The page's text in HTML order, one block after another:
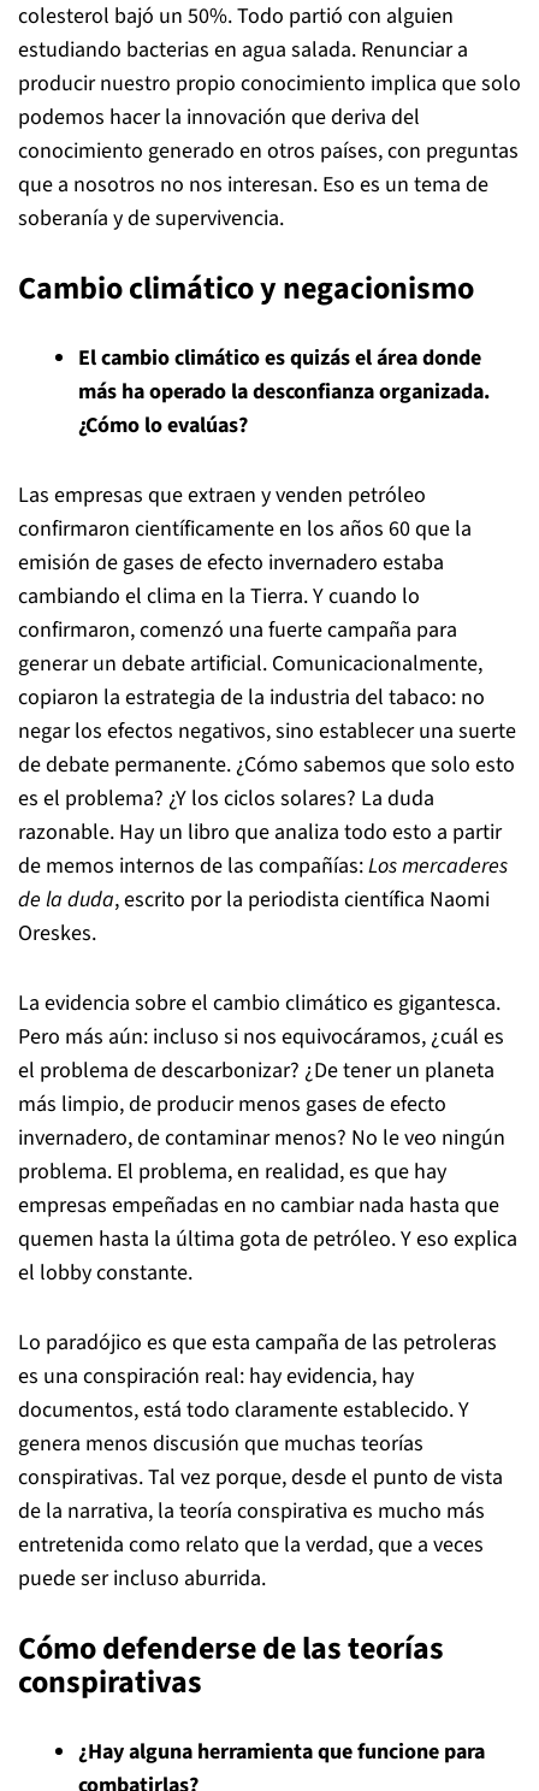
colesterol bajó un 50%. Todo partió con alguien
estudiando bacterias en agua salada. Renunciar a
producir nuestro propio conocimiento implica que solo
podemos hacer la innovación que deriva del
conocimiento generado en otros países, con preguntas
que a nosotros no nos interesan. Eso es un tema de
soberanía y de supervivencia.
Cambio climático y negacionismo
El cambio climático es quizás el área donde
más ha operado la desconfianza organizada.
¿Cómo lo evalúas?
Las empresas que extraen y venden petróleo
confirmaron científicamente en los años 60 que la
emisión de gases de efecto invernadero estaba
cambiando el clima en la Tierra. Y cuando lo
confirmaron, comenzó una fuerte campaña para
generar un debate artificial. Comunicacionalmente,
copiaron la estrategia de la industria del tabaco: no
negar los efectos negativos, sino establecer una suerte
de debate permanente. ¿Cómo sabemos que solo esto
es el problema? ¿Y los ciclos solares? La duda
razonable. Hay un libro que analiza todo esto a partir
de memos internos de las compañías:Los mercaderes
de la duda, escrito por la periodista científica Naomi
Oreskes.
La evidencia sobre el cambio climático es gigantesca.
Pero más aún: incluso si nos equivocáramos, ¿cuál es
el problema de descarbonizar? ¿De tener un planeta
más limpio, de producir menos gases de efecto
invernadero, de contaminar menos? No le veo ningún
problema. El problema, en realidad, es que hay
empresas empeñadas en no cambiar nada hasta que
quemen hasta la última gota de petróleo. Y eso explica
el lobby constante.
Lo paradójico es que esta campaña de las petroleras
es una conspiración real: hay evidencia, hay
documentos, está todo claramente establecido. Y
genera menos discusión que muchas teorías
conspirativas. Tal vez porque, desde el punto de vista
de la narrativa, la teoría conspirativa es mucho más
entretenida como relato que la verdad, que a veces
puede ser incluso aburrida.
Cómo defenderse de las teorías
conspirativas
¿Hay alguna herramienta que funcione para